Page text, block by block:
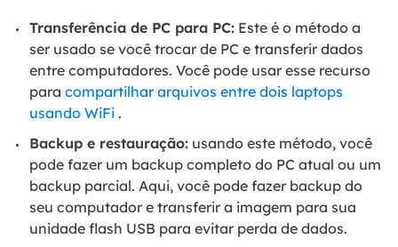
Transferência de PC para PC:Este é o método a
ser usado se você trocar de PC e transferir dados
entre computadores. Você pode usar esse recurso
para compartilhar arquivos entre dois laptops
usando WiFi.
Backup e restauração:usando este método, você
pode fazer um backup completo do PC atual ou um
backup parcial. Aqui, você pode fazer backup do
seu computador e transferir a imagem para sua
unidade flash USB para evitar perda de dados.